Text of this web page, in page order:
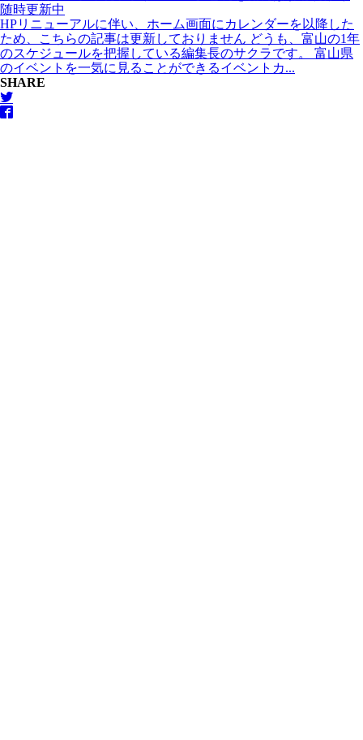
随時更新中
HPリニューアルに伴い、ホーム画面にカレンダーを以降した
ため、こちらの記事は更新しておりません どうも、富山の1年
のスケジュールを把握している編集長のサクラです。 富山県
のイベントを一気に見ることができるイベントカ...
SHARE